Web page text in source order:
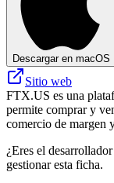
Descargar en macOS
Sitio web
FTX.US es una
permite comprar y
comercio de margen
¿Eres el
gestionar esta ficha.